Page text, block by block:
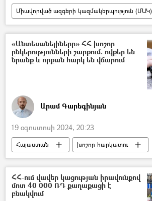
Միավորված ազգերի կազմակերպություն (ՄԱԿ)
Բեյրութ
Զորավարժություններ
Լիբանան
Իսրայել
«Անտեսանելիները» ՀՀ խոշոր
ընկերությունների շարքում. ովքեր են
նրանք և որքան հարկ են վճարում
Արամ Գարեգինյան
19 օգոստոսի 2024, 20:23
Հայաստան
խոշոր հարկատու
առևտուր
Հեղինակներ
Իշխանություն
հարկեր
ՀՀ-ում վավեր կացության իրավունքով
մոտ 40 000 ՌԴ քաղաքացի է
բնակվում